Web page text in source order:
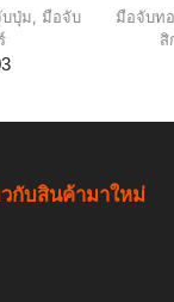
ปุ่ม
มือจับ
มือจับท
สิ
กับสินค้ามาใหม่